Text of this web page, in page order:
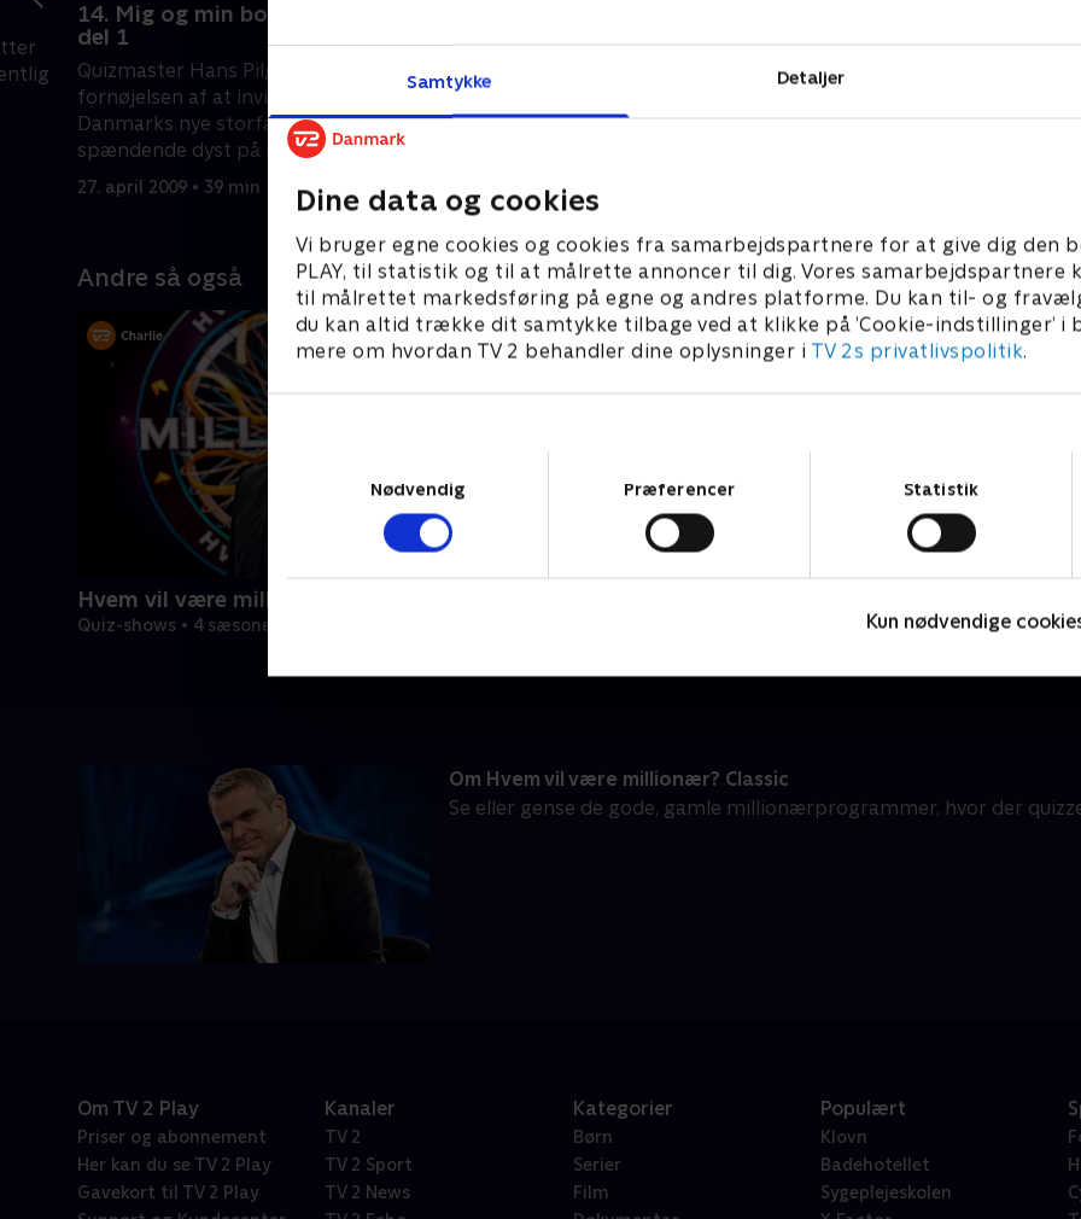
Samtykke Detaljer
Dine data og cookies
Vi bruger egne cookies og cookies fra samarbejdspartnere for at give dig den
PLAY, til statistik og til at målrette annoncer til dig. Vores samarbejdspartnere
til målrettet markedsføring på egne og andres platforme. Du kan til- og
du kan altid trække dit samtykke tilbage ved at klikke på ’Cookie-indstillinger’ i
mere om hvordan TV 2 behandler dine oplysninger i TV 2s privatlivspolitik.
Nødvendig
Præferencer Statistik
Kun nødvendige
14. Mig og min bonusfamilie -
del 1
Quizmaster Hans Pilgaard har
fornøjelsen af at invitere nogle af
Danmarks nye storfamilier til en
spændende dyst på paratviden.
27. april 2009 • 39 min
Sidste gang nåede Hani og René op
på 5.000 kroner, inden hornet lød. De
to er rigtig gode venner gennem
4. maj 2009 • 39 min
børnebørn og
Andre så også
Hvem vil være millionær?
Quiz-shows • 4 sæsoner
Om Hvem vil være millionær? Classic
Se eller gense de gode, gamle millionærprogrammer, hvor der
Om TV 2 Play
Priser og abonnement
Her kan du se TV 2 Play
Gavekort til TV 2 Play
Kanaler
TV 2
TV 2 Sport
TV 2 News
Kategorier
Børn
Serier
Film
Populært
Klovn
Badehotellet
Sygeplejeskolen